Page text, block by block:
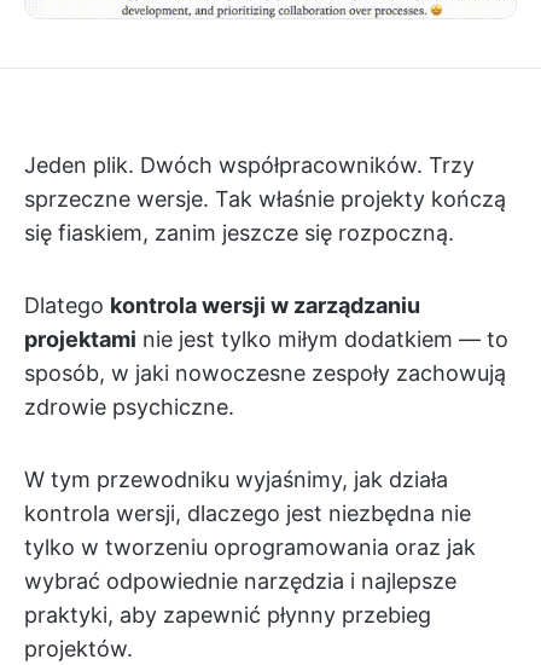
Jeden plik. Dwóch współpracowników. Trzy
sprzeczne wersje. Tak właśnie projekty kończą
się fiaskiem, zanim jeszcze się rozpoczną.
Dlatego kontrola wersji w zarządzaniu
projektami nie jest tylko miłym dodatkiem — to
sposób, w jaki nowoczesne zespoły zachowują
zdrowie psychiczne.
W tym przewodniku wyjaśnimy, jak działa
kontrola wersji, dlaczego jest niezbędna nie
tylko w tworzeniu oprogramowania oraz jak
wybrać odpowiednie narzędzia i najlepsze
praktyki, aby zapewnić płynny przebieg
projektów.